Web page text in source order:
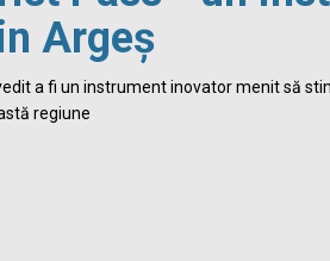
Argeș
a fi un instrument inovator menit să
regiune